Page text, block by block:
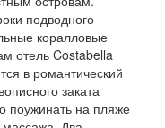
подводного
коралловые
отель Costabella
в романтический
заката
поужинать на пляже